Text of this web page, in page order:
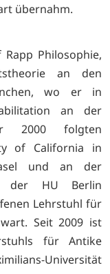
übernahm.
Philosophie,
an den
wo er in
an der
2000 folgten
of California in
und an der
der HU Berlin
Lehrstuhl für
Seit 2009 ist
für Antike
Universität